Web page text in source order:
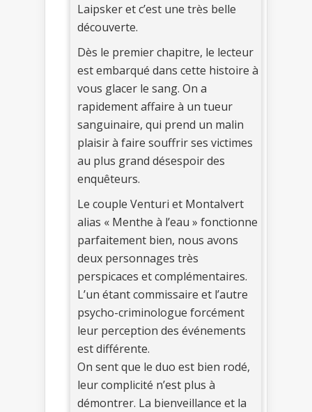
Laipsker et c’est une très belle
découverte.
Dès le premier chapitre, le lecteur
est embarqué dans cette histoire à
vous glacer le sang. On a
rapidement affaire à un tueur
sanguinaire, qui prend un malin
plaisir à faire souffrir ses victimes
au plus grand désespoir des
enquêteurs.
Le couple Venturi et Montalvert
alias « Menthe à l’eau » fonctionne
parfaitement bien, nous avons
deux personnages très
perspicaces et complémentaires.
L’un étant commissaire et l’autre
psycho-criminologue forcément
leur perception des événements
est différente.
On sent que le duo est bien rodé,
leur complicité n’est plus à
démontrer. La bienveillance et la